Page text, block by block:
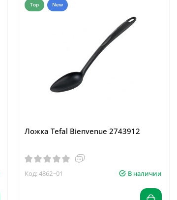
Top New
Ложка Tefal Bienvenue 2743912
Код: 4862~01 В наличии